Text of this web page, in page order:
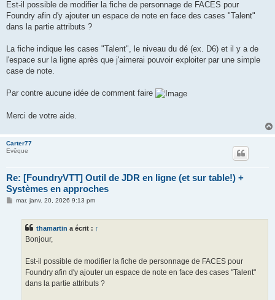
g
Est-il possible de modifier la fiche de personnage de FACES pour
Foundry afin d'y ajouter un espace de note en face des cases "Talent"
dans la partie attributs ?
La fiche indique les cases "Talent", le niveau du dé (ex. D6) et il y a de
l'espace sur la ligne après que j'aimerai pouvoir exploiter par une simple
case de note.
Par contre aucune idée de comment faire
Merci de votre aide.
Carter77
Evêque
Re: [FoundryVTT] Outil de JDR en ligne (et sur table!) +
Systèmes en approches
Mmar. janv. 20, 2026 9:13 pm
thamartin a écrit : ↑
Bonjour,
Est-il possible de modifier la fiche de personnage de FACES pour
Foundry afin d'y ajouter un espace de note en face des cases "Talent"
dans la partie attributs ?